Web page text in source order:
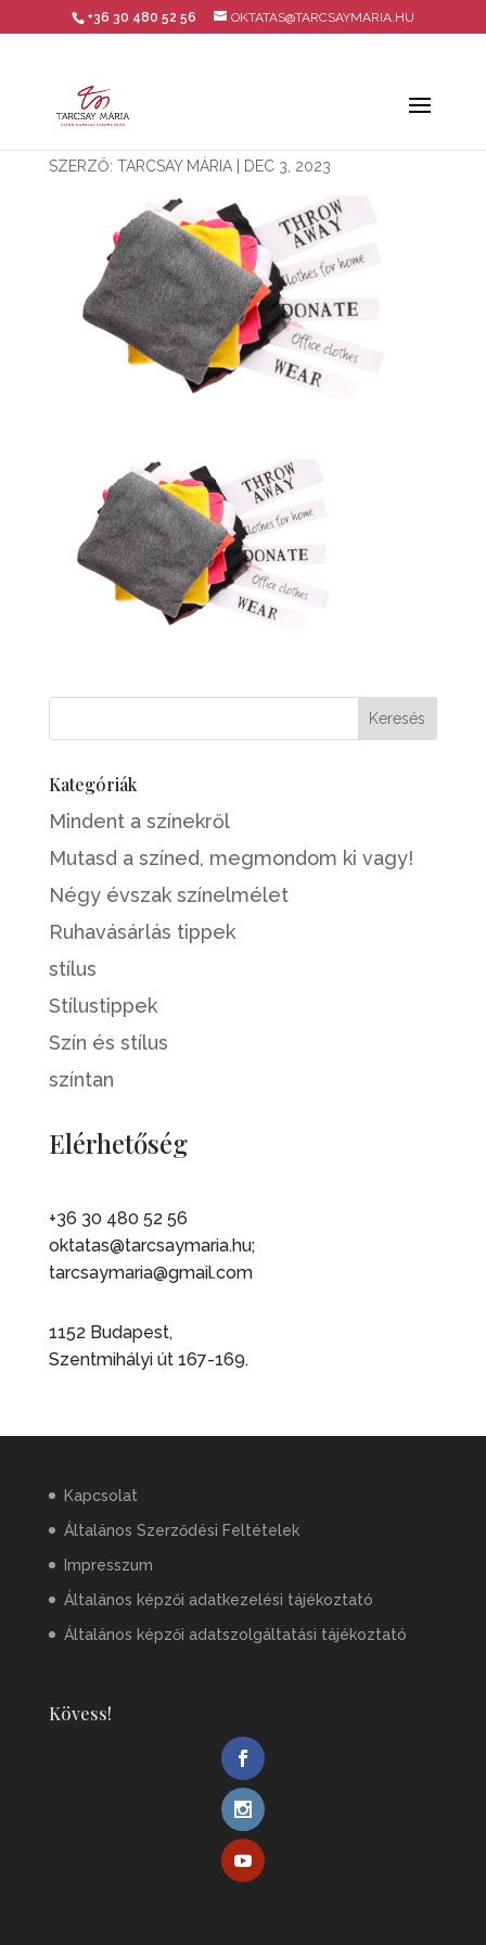
+36 30 480 52 56 OKTATAS@TARCSAYMARIA.HU
SZERZŐ: TARCSAY MÁRIA| DEC 3, 2023
Kategóriák
Mindent a színekről
Mutasd a színed, megmondom ki vagy!
Négy évszak színelmélet
Ruhavásárlás tippek
stílus
Stílustippek
Szín és stílus
színtan
Elérhetőség
+36 30 480 52 56
oktatas@tarcsaymaria.hu;
tarcsaymaria@gmail.com
1152 Budapest,
Szentmihályi út 167-169.
Kapcsolat
Általános Szerződési Feltételek
Impresszum
Általános képzői adatkezelési tájékoztató
Általános képzői adatszolgáltatási tájékoztató
Kövess!